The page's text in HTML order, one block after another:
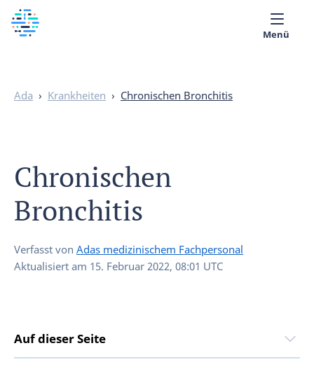
Menü
Ada › Krankheiten › Chronischen Bronchitis
Chronischen
Bronchitis
Verfasst von Adas medizinischem Fachpersonal
Aktualisiert am 15. Februar 2022, 08:01 UTC
Auf dieser Seite